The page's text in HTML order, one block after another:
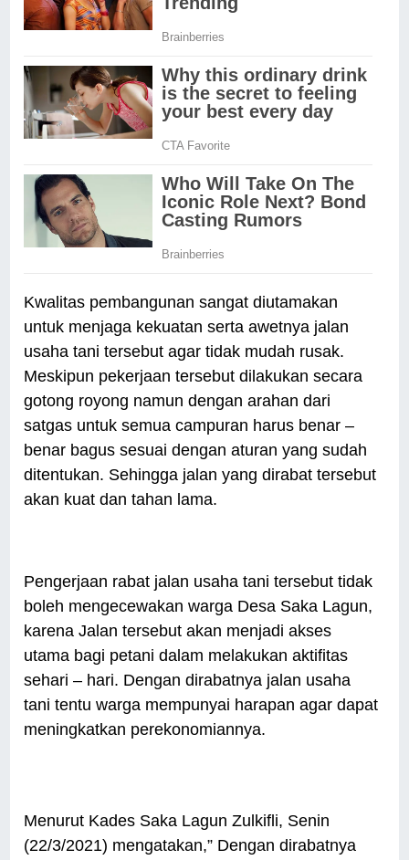
Kwalitas pembangunan sangat diutamakan
untuk menjaga kekuatan serta awetnya jalan
usaha tani tersebut agar tidak mudah rusak.
Meskipun pekerjaan tersebut dilakukan secara
gotong royong namun dengan arahan dari
satgas untuk semua campuran harus benar –
benar bagus sesuai dengan aturan yang sudah
ditentukan. Sehingga jalan yang dirabat tersebut
akan kuat dan tahan lama.
Pengerjaan rabat jalan usaha tani tersebut tidak
boleh mengecewakan warga Desa Saka Lagun,
karena Jalan tersebut akan menjadi akses
utama bagi petani dalam melakukan aktifitas
sehari – hari. Dengan dirabatnya jalan usaha
tani tentu warga mempunyai harapan agar dapat
meningkatkan perekonomiannya.
Menurut Kades Saka Lagun Zulkifli, Senin
(22/3/2021) mengatakan,” Dengan dirabatnya